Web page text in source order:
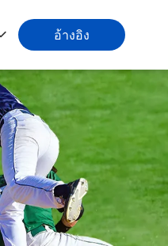
อ้างอิง